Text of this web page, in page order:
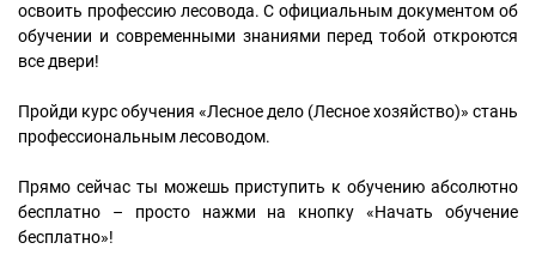
освоить профессию лесовода. С официальным документом об
обучении и современными знаниями перед тобой откроются
все двери!
Пройди курс обучения «Лесное дело (Лесное хозяйство)» стань
профессиональным лесоводом.
Прямо сейчас ты можешь приступить к обучению абсолютно
бесплатно – просто нажми на кнопку «Начать обучение
бесплатно»!